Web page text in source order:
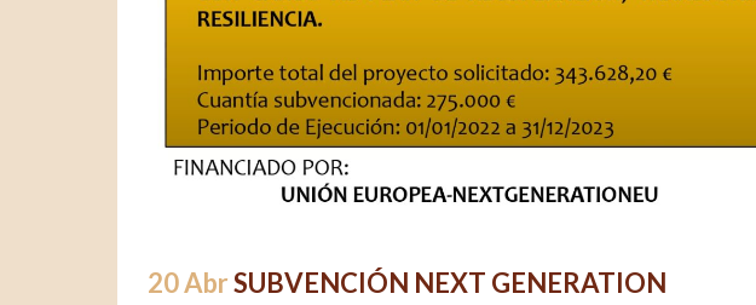
20 AbrSUBVENCIÓN NEXT GENERATION